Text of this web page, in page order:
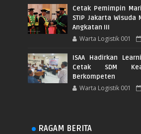
Cetak Pemimpin
STIP Jakarta Wisuda
Angkatan III
Warta Logistik 001
ISAA Hadirkan
Cetak SDM
Berkompeten
Warta Logistik 001
RAGAM BERITA